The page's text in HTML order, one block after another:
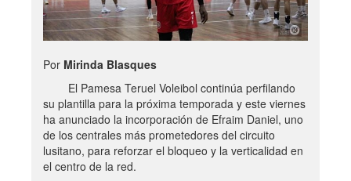
Por Mirinda Blasques
El Pamesa Teruel Voleibol continúa perfilando
su plantilla para la próxima temporada y este viernes
ha anunciado la incorporación de Efraim Daniel, uno
de los centrales más prometedores del circuito
lusitano, para reforzar el bloqueo y la verticalidad en
el centro de la red.